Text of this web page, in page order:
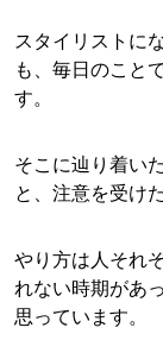
スタイリストに
も、毎日のこと
す。
そこに辿り着い
と、注意を受け
やり方は人それ
れない時期があ
思っています。